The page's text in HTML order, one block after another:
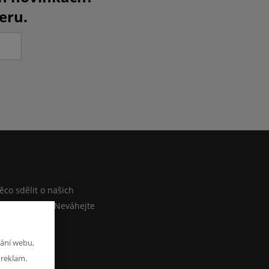
sdělit o našich
e-shopu? Neváhejte
zprávu
webu,